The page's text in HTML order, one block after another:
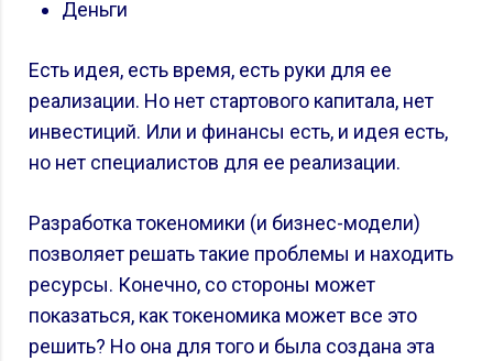
Деньги
Есть идея, есть время, есть руки для ее
реализации. Но нет стартового капитала, нет
инвестиций. Или и финансы есть, и идея есть,
но нет специалистов для ее реализации.
Разработка токеномики (и бизнес-модели)
позволяет решать такие проблемы и находить
ресурсы. Конечно, со стороны может
показаться, как токеномика может все это
решить? Но она для того и была создана эта